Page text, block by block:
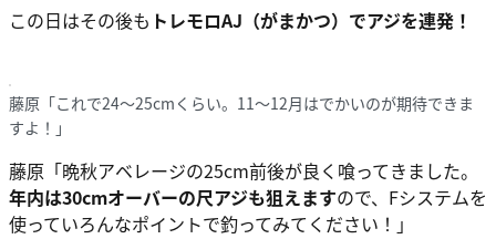
この日はその後も トレモロAJ（がまかつ）でアジを連発！
藤原「これで24～25cmくらい。11～12月はでかいのが期待できま
すよ！」
藤原 「晩秋アベレージの25cm前後が良く喰ってきました。
年内は30cmオーバーの尺アジも狙えますので、Fシステムを
使っていろんなポイントで釣ってみてください！」